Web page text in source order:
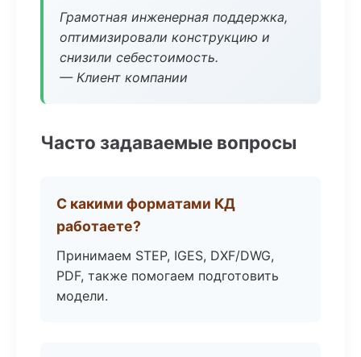
Грамотная инженерная поддержка,
оптимизировали конструкцию и
снизили себестоимость.
— Клиент компании
Часто задаваемые вопросы
С какими форматами КД
работаете?
Принимаем STEP, IGES, DXF/DWG,
PDF, также помогаем подготовить
модели.